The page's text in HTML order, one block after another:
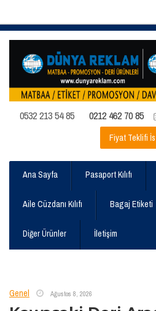
0532 213 54 85 0212 462 70 85
Fiyat Teklifi
Ana Sayfa Pasaport Kılıfı
Aile Cüzdanı Kılıfı Bagaj Etiketi
Diğer Ürünler İletişim
Genel Ağustos 8, 2026